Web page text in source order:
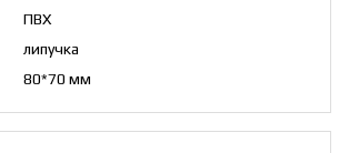
ПВХ
липучка
80*70 мм